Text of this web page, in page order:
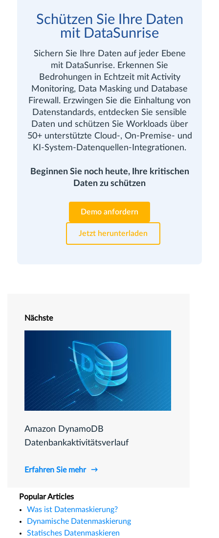
Schützen Sie Ihre Daten
mit DataSunrise
Sichern Sie Ihre Daten auf jeder Ebene
mit DataSunrise. Erkennen Sie
Bedrohungen in Echtzeit mit Activity
Monitoring, Data Masking und Database
Firewall. Erzwingen Sie die Einhaltung von
Datenstandards, entdecken Sie sensible
Daten und schützen Sie Workloads über
50+ unterstützte Cloud-, On-Premise- und
KI-System-Datenquellen-Integrationen.
Beginnen Sie noch heute, Ihre kritischen
Daten zu schützen
Demo anfordern
Jetzt herunterladen
Nächste
Amazon DynamoDB
Datenbankaktivitätsverlauf
Erfahren Sie mehr
Popular Articles
Was ist Datenmaskierung?
Dynamische Datenmaskierung
Statisches Datenmaskieren